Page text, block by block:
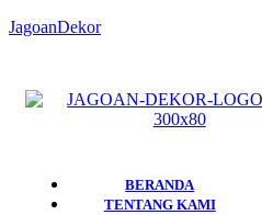
JagoanDekor
BERANDA
TENTANG KAMI